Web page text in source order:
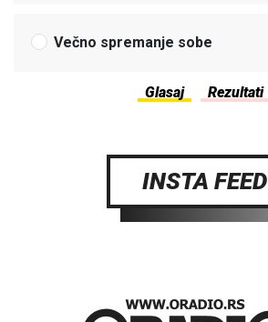
Večno spremanje sobe
INSTA FEED